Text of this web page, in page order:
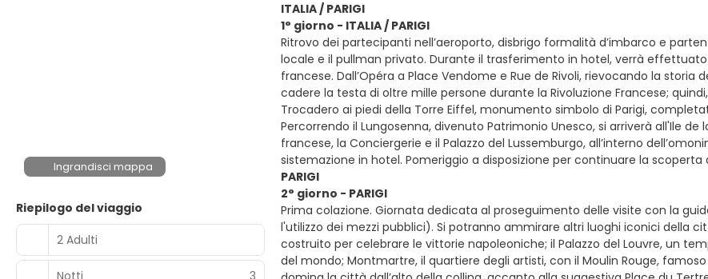
Ingrandisci mappa
Riepilogo del viaggio
2 Adulti
Notti 3
ITALIA / PARIGI
1° giorno - ITALIA / PARIGI
Ritrovo dei partecipanti nell’aeroporto, disbrigo formalità d’imbarco e
locale e il pullman privato. Durante il trasferimento in hotel, verrà
francese. Dall’Opéra a Place Vendome e Rue de Rivoli, rievocando la
cadere la testa di oltre mille persone durante la Rivoluzione Francese;
Trocadero ai piedi della Torre Eiffel, monumento simbolo di Parigi,
Percorrendo il Lungosenna, divenuto Patrimonio Unesco, si arriverà all'Ile
francese, la Conciergerie e il Palazzo del Lussemburgo, all’interno
sistemazione in hotel. Pomeriggio a disposizione per continuare la
PARIGI
2° giorno - PARIGI
Prima colazione. Giornata dedicata al proseguimento delle visite con la
l'utilizzo dei mezzi pubblici). Si potranno ammirare altri luoghi iconici della
costruito per celebrare le vittorie napoleoniche; il Palazzo del Louvre, un
del mondo; Montmartre, il quartiere degli artisti, con il Moulin Rouge,